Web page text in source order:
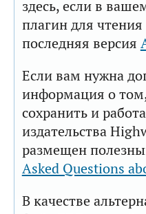
здесь, если в
плагин для
последняя версия
Если вам нужна
информация о том,
сохранить и
издательства
размещен
Asked Questions
В качестве